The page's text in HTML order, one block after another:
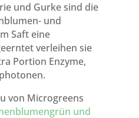
und Gurke sind die
und
Saft eine
verleihen sie
Portion Enzyme,
von Microgreens
und